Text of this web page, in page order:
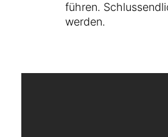
führen.
werden.